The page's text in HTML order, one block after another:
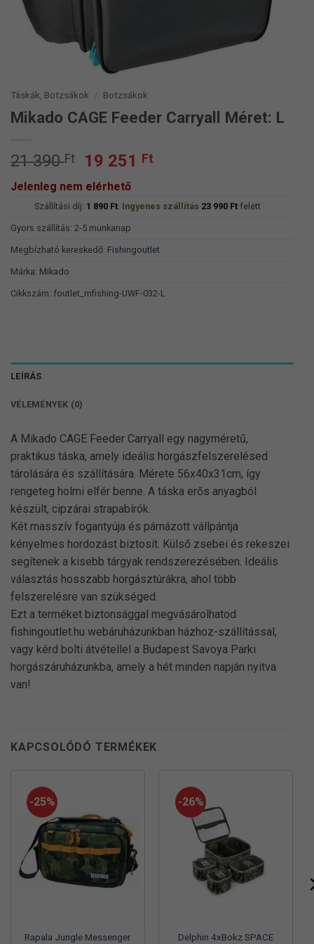
Táskák, Botzsákok / Botzsákok
Mikado CAGE Feeder Carryall Méret: L
21 390Ft
Original
price
was:
21
390 Ft.
19 251 Ft
19
Jelenleg nem elérhető
Szállítási díj: 1 890 Ft. Ingyenes szállítás 23 990 Ftfelett
Gyors szállítás: 2-5 munkanap
Megbízható kereskedő: Fishingoutlet
Márka: Mikado
Cikkszám: foutlet_mfishing-UWF-032-L
LEÍRÁS
VÉLEMÉNYEK (0)
A Mikado CAGE Feeder Carryall egy nagyméretű,
praktikus táska, amely ideális horgászfelszerelésed
tárolására és szállítására. Mérete 56x40x31cm, így
rengeteg holmi elfér benne. A táska erős anyagból
készült, cipzárai strapabírók.
Két masszív fogantyúja és párnázott vállpántja
kényelmes hordozást biztosít. Külső zsebei és rekeszei
segítenek a kisebb tárgyak rendszerezésében. Ideális
választás hosszabb horgásztúrákra, ahol több
felszerelésre van szükséged.
Ezt a terméket biztonsággal megvásárolhatod
fishingoutlet.hu webáruházunkban házhoz-szállítással,
vagy kérd bolti átvétellel a Budapest Savoya Parki
horgászáruházunkba, amely a hét minden napján nyitva
van!
KAPCSOLÓDÓ TERMÉKEK
-25%
Rapala Jungle Messenger
-26%
Delphin 4xBokz SPACE